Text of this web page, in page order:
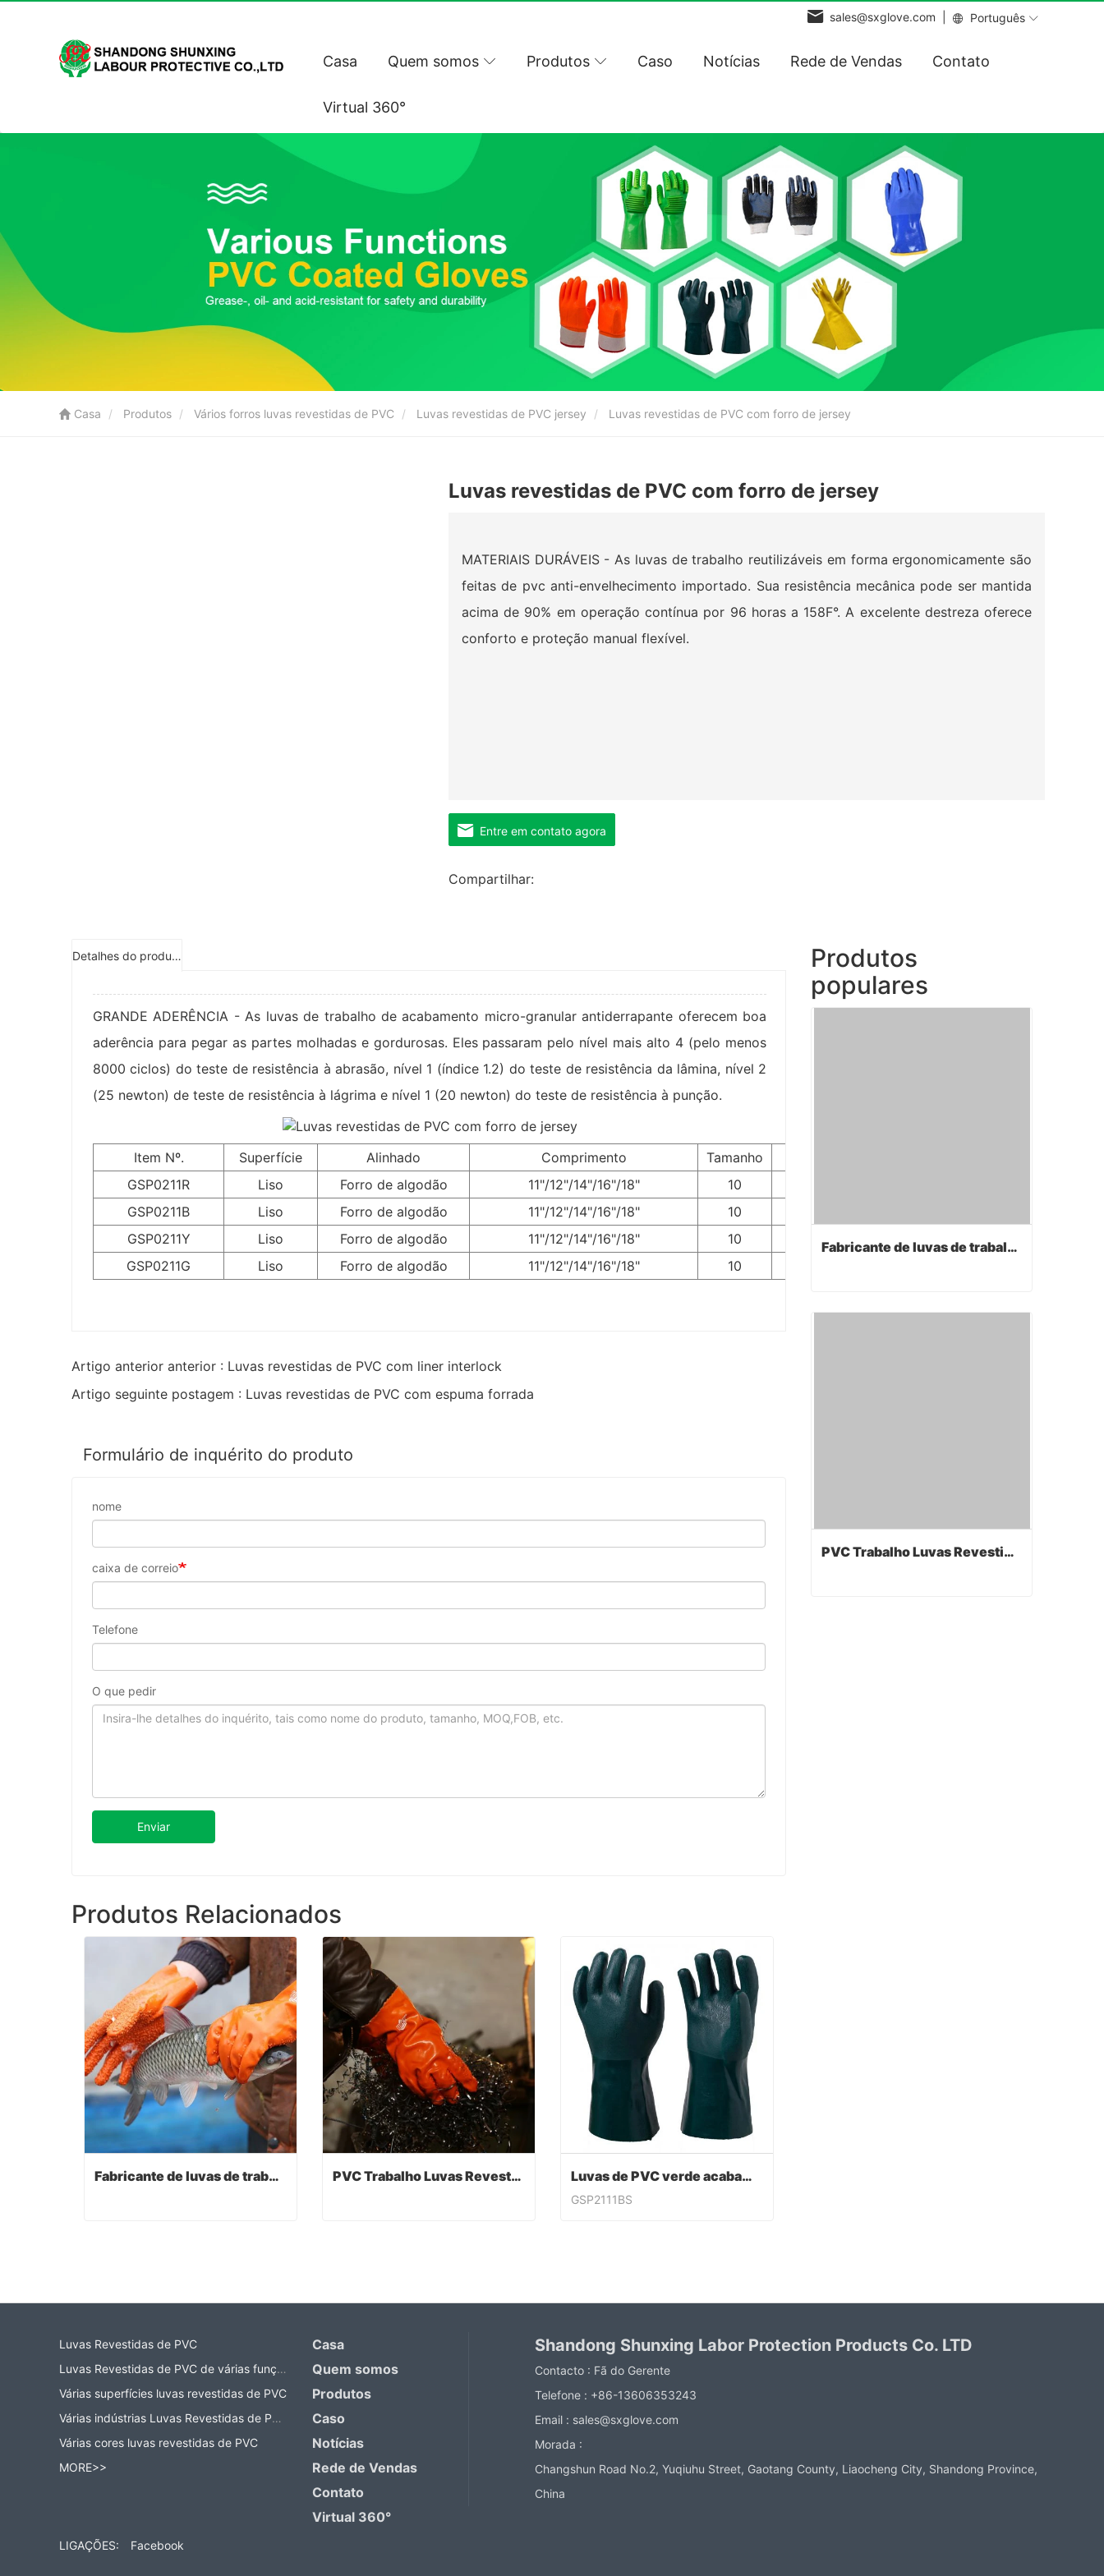
Português
sales@sxglove.com |
Casa Quem somos Produtos Caso Notícias Rede de Vendas Contato
Virtual 360°
Casa Produtos Vários forros luvas revestidas de PVC Luvas revestidas de PVC jersey Luvas revestidas de PVC com forro de jersey
Luvas revestidas de PVC com forro de jersey
MATERIAIS DURÁVEIS - As luvas de trabalho reutilizáveis em forma ergonomicamente são
feitas de pvc anti-envelhecimento importado. Sua resistência mecânica pode ser mantida
acima de 90% em operação contínua por 96 horas a 158F°. A excelente destreza oferece
conforto e proteção manual flexível.
Entre em contato agora
Compartilhar:
Detalhes do produto
GRANDE ADERÊNCIA - As luvas de trabalho de acabamento micro-granular antiderrapante oferecem boa
aderência para pegar as partes molhadas e gordurosas. Eles passaram pelo nível mais alto 4 (pelo menos
8000 ciclos) do teste de resistência à abrasão, nível 1 (índice 1.2) do teste de resistência da lâmina, nível 2
(25 newton) de teste de resistência à lágrima e nível 1 (20 newton) do teste de resistência à punção.
Item Nº. Superfície Alinhado Comprimento Tamanho
GSP0211R
Liso Forro de algodão 11"/12"/14"/16"/18" 10
GSP0211B
Liso Forro de algodão 11"/12"/14"/16"/18" 10
GSP0211Y
Liso Forro de algodão 11"/12"/14"/16"/18" 10
Luva
GSP0211G
Liso Forro de algodão 11"/12"/14"/16"/18" 10
Artigo anterior anterior : Luvas revestidas de PVC com liner interlock
Artigo seguinte postagem : Luvas revestidas de PVC com espuma forrada
Formulário de inquérito do produto
nome
caixa de correio
Telefone
O que pedir
Enviar
Produtos Relacionados
Fabricante de luvas de trabalho PVC Trabalho Luvas Revestidas Luvas de PVC verde acabamento arenoso
GSP2111BS
Produtos
populares
Fabricante de luvas de trabalho
Fabricante de luvas de trabalho
PVC Trabalho Luvas Revestidas
Luvas Revestidas de PVC
Luvas Revestidas de PVC de várias funções
Várias superfícies luvas revestidas de PVC
Várias indústrias Luvas Revestidas de PVC
Várias cores luvas revestidas de PVC
MORE>>
Casa
Quem somos
Produtos
Caso
Notícias
Rede de Vendas
Contato
Virtual 360°
Shandong Shunxing Labor Protection Products Co. LTD
Contacto : Fã do Gerente
Telefone : +86-13606353243
Email : sales@sxglove.com
Morada :
Changshun Road No.2, Yuqiuhu Street, Gaotang County, Liaocheng City, Shandong Province,
China
LIGAÇÕES: Facebook